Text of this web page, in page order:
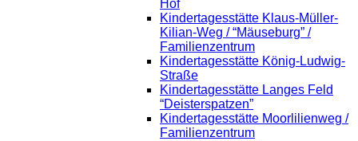
Hof
Kindertagesstätte Klaus-Müller-
Kilian-Weg / “Mäuseburg” /
Familienzentrum
Kindertagesstätte König-Ludwig-
Straße
Kindertagesstätte Langes Feld
“Deisterspatzen”
Kindertagesstätte Moorlilienweg /
Familienzentrum